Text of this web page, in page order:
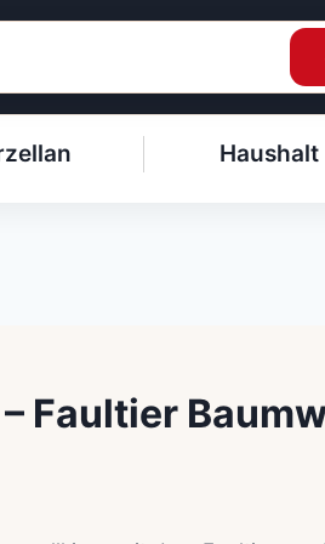
Haushalt
Faultier